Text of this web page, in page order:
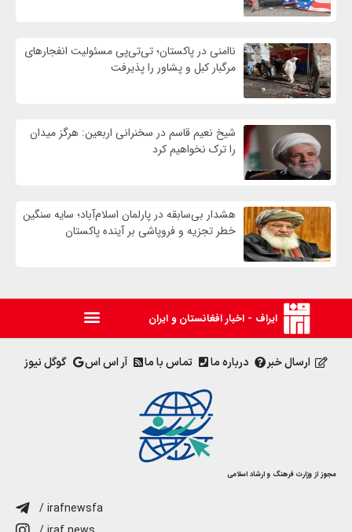
ناامنی در پاکستان؛ تی‌تی‌پی مسئولیت انفجارهای
مرگبار کبل و پشاور را پذیرفت
شیخ نعیم قاسم در سخنرانی اربعین: هرگز میدان
را ترک نخواهیم کرد
هشدار بی‌سابقه در پارلمان اسلام‌آباد؛ سایه سنگین
خطر تجزیه و فروپاشی بر آینده پاکستان
ایراف - اخبار افغانستان و ایران
ارسال خبر درباره ما تماس با ما آر اس اس گوگل نیوز
مجوز از وزارت فرهنگ و ارشاد اسلامی
/ irafnewsfa